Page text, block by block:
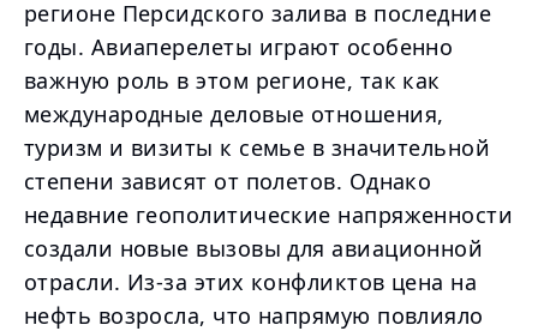
регионе Персидского залива в последние
годы. Авиаперелеты играют особенно
важную роль в этом регионе, так как
международные деловые отношения,
туризм и визиты к семье в значительной
степени зависят от полетов. Однако
недавние геополитические напряженности
создали новые вызовы для авиационной
отрасли. Из-за этих конфликтов цена на
нефть возросла, что напрямую повлияло